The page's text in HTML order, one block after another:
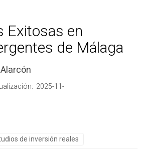
Exitosas en
de Málaga
2025-11-
de inversión reales